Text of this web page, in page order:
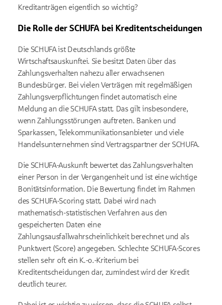
Kreditanträgen eigentlich so wichtig?
Die Rolle der SCHUFA bei Kreditentscheidungen
Die SCHUFA ist Deutschlands größte
Wirtschaftsauskunftei. Sie besitzt Daten über das
Zahlungsverhalten nahezu aller erwachsenen
Bundesbürger. Bei vielen Verträgen mit regelmäßigen
Zahlungsverpflichtungen findet automatisch eine
Meldung an die SCHUFA statt. Das gilt insbesondere,
wenn Zahlungsstörungen auftreten. Banken und
Sparkassen, Telekommunikationsanbieter und viele
Handelsunternehmen sind Vertragspartner der SCHUFA.
Die SCHUFA-Auskunft bewertet das Zahlungsverhalten
einer Person in der Vergangenheit und ist eine wichtige
Bonitätsinformation. Die Bewertung findet im Rahmen
des SCHUFA-Scoring statt. Dabei wird nach
mathematisch-statistischen Verfahren aus den
gespeicherten Daten eine
Zahlungsausfallwahrscheinlichkeit berechnet und als
Punktwert (Score) angegeben. Schlechte SCHUFA-Scores
stellen sehr oft ein K.-o.-Kriterium bei
Kreditentscheidungen dar, zumindest wird der Kredit
deutlich teurer.